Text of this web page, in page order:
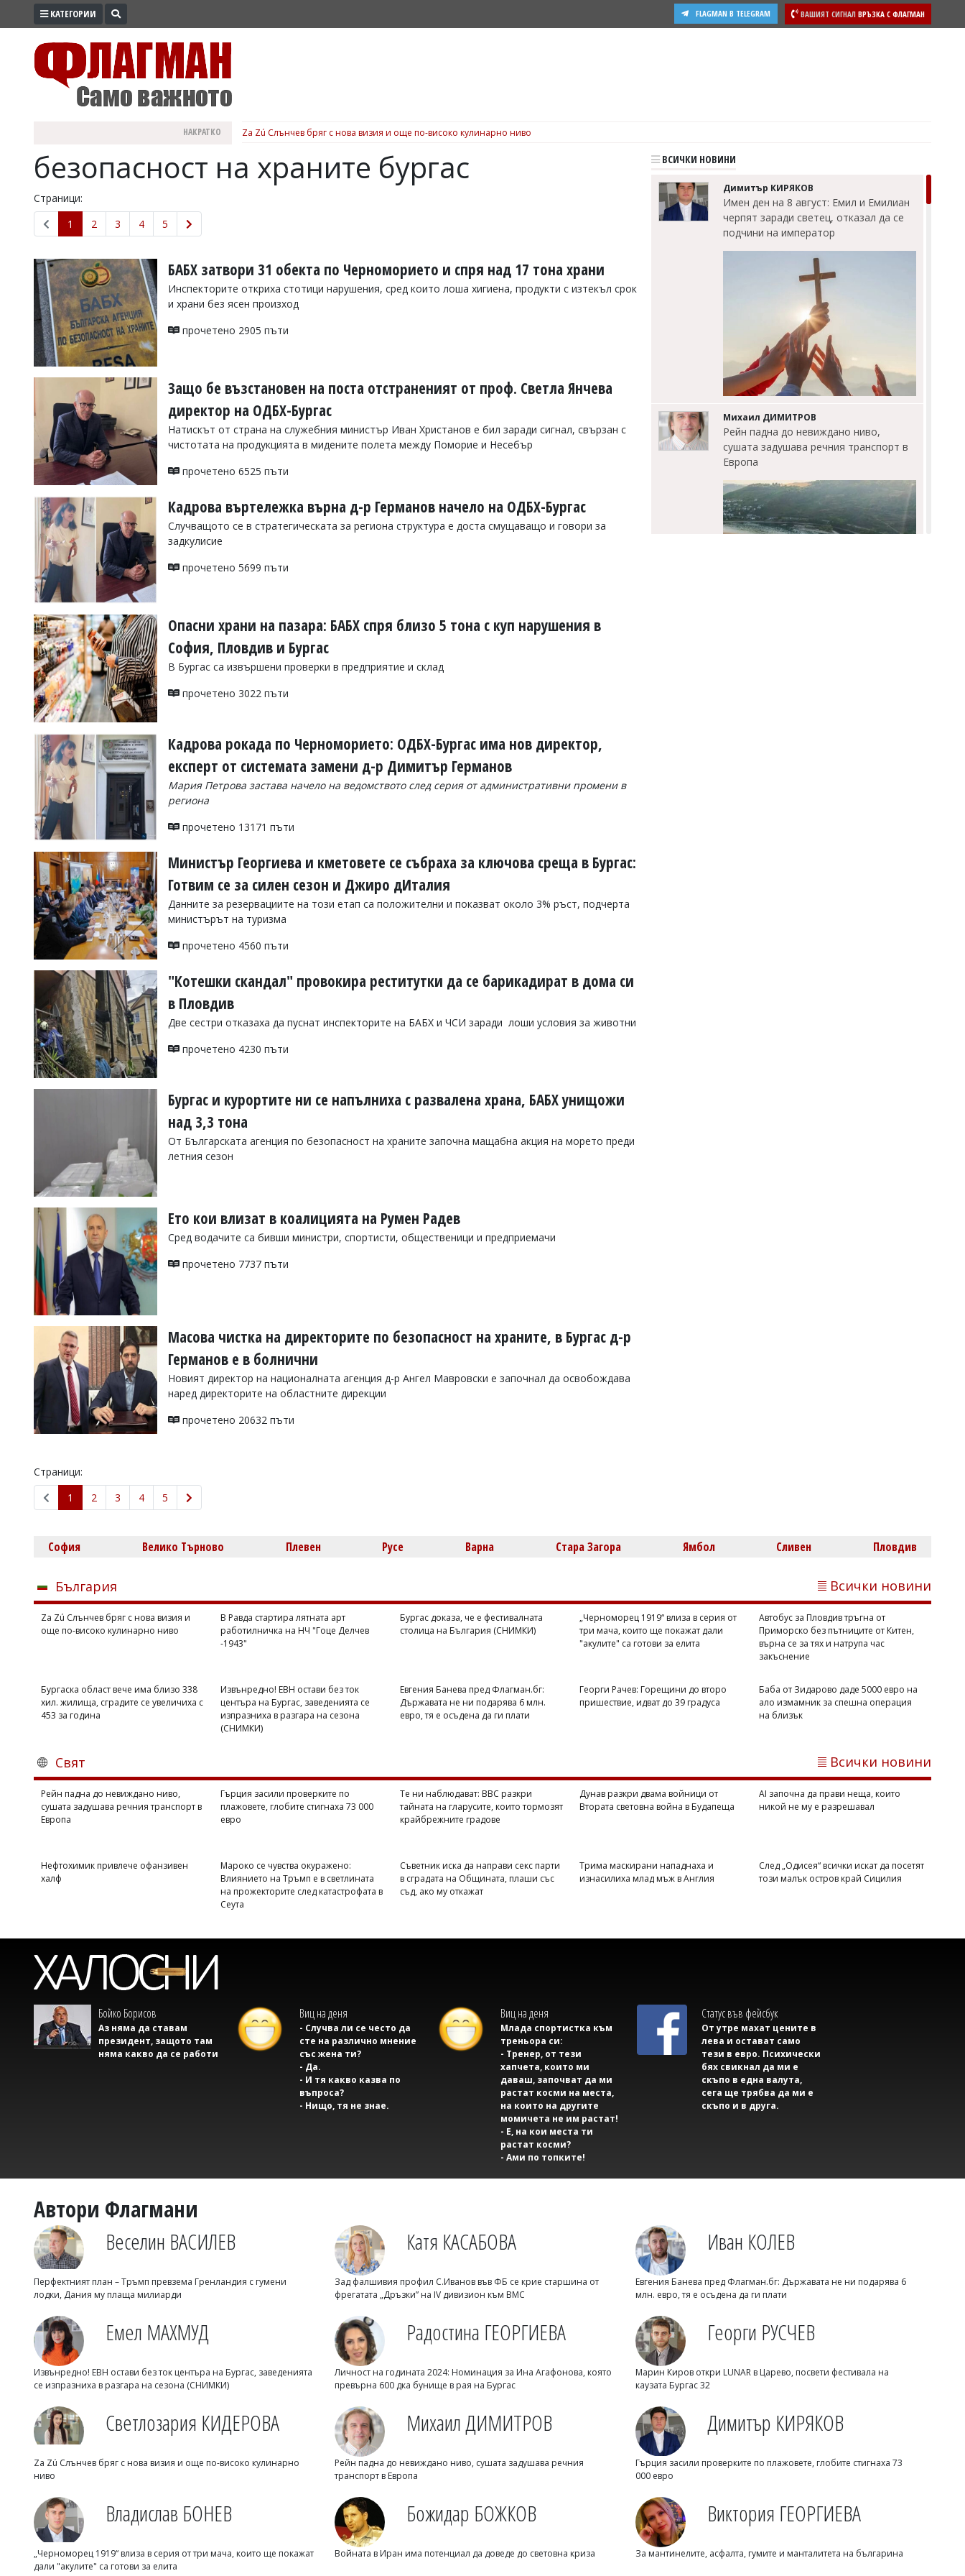
ПРОМО
КУЛТУРА
ЗДРАВЕ
ПОЛИТИКА
ОБЩИНИ
ОБЩЕСТВО
ЛАЙФСТАЙЛ
ВОЙНАТА
УКРАЙНА
РАЗСЛЕДВАНЕ
Управители:
Веселин
v.vasilev@flagman.bg
Касабова,
k.kassabova@flagman.bg
редактор:
office@flagman.bg
Коментарите
статиите
въвеждат
читателите
редакцията
отговорност
откриете
обиден
коментар,
сигнализирайте
КАТЕГОРИИ ВАШИЯТ СИГНАЛ ВРЪЗКА С ФЛАГМАН
FLAGMAN В TELEGRAM
НАКРАТКО Za Zú Слънчев бряг с нова визия и още по-високо кулинарно ниво
безопасност на храните бургас
Страници:
1
2 3 4 5
БАБХ затвори 31 обекта по Черноморието и спря над 17 тона храни
Инспекторите откриха стотици нарушения, сред които лоша хигиена, продукти с изтекъл срок
и храни без ясен произход
прочетено 2905 пъти
Защо бе възстановен на поста отстраненият от проф. Светла Янчева
директор на ОДБХ-Бургас
Натискът от страна на служебния министър Иван Христанов е бил заради сигнал, свързан с
чистотата на продукцията в мидените полета между Поморие и Несебър
прочетено 6525 пъти
Кадрова въртележка върна д-р Германов начело на ОДБХ-Бургас
Случващото се в стратегическата за региона структура е доста смущаващо и говори за
задкулисие
прочетено 5699 пъти
Опасни храни на пазара: БАБХ спря близо 5 тона с куп нарушения в
София, Пловдив и Бургас
В Бургас са извършени проверки в предприятие и склад
прочетено 3022 пъти
Кадрова рокада по Черноморието: ОДБХ-Бургас има нов директор,
експерт от системата замени д-р Димитър Германов
Мария Петрова застава начело на ведомството след серия от административни промени в
региона
прочетено 13171 пъти
Министър Георгиева и кметовете се събраха за ключова среща в Бургас:
Готвим се за силен сезон и Джиро дИталия
Данните за резервациите на този етап са положителни и показват около 3% ръст, подчерта
министърът на туризма
прочетено 4560 пъти
"Котешки скандал" провокира реститутки да се барикадират в дома си
в Пловдив
Две сестри отказаха да пуснат инспекторите на БАБХ и ЧСИ заради лоши условия за животни
прочетено 4230 пъти
Бургас и курортите ни се напълниха с развалена храна, БАБХ унищожи
над 3,3 тона
От Българската агенция по безопасност на храните започна мащабна акция на морето преди
летния сезон
Eто кои влизат в коалицията на Румен Радев
Сред водачите са бивши министри, спортисти, общественици и предприемачи
прочетено 7737 пъти
Масова чистка на директорите по безопасност на храните, в Бургас д-р
Германов е в болнични
Новият директор на националната агенция д-р Ангел Мавровски е започнал да освобождава
наред директорите на областните дирекции
прочетено 20632 пъти
Страници:
1
2 3 4 5
ВСИЧКИ НОВИНИ
Димитър КИРЯКОВ
Имен ден на 8 август: Емил и Емилиан
черпят заради светец, отказал да се
подчини на император
Михаил ДИМИТРОВ
Рейн падна до невиждано ниво,
сушата задушава речния транспорт в
Европа
хил. жилища, сградите се увеличиха с
453 за година
Михаил ДИМИТРОВ
Михаил ДИМИТРОВ
Трима маскирани нападнаха и
София Велико Търново Плевен Русе Варна Стара Загора Ямбол Сливен Пловдив
България Всички новини
Za Zú Слънчев бряг с нова визия и
още по-високо кулинарно ниво
В Равда стартира лятната арт
работилничка на НЧ "Гоце Делчев
-1943"
Бургас доказа, че е фестивалната
столица на България (СНИМКИ)
„Черноморец 1919“ влиза в серия от
три мача, които ще покажат дали
"акулите" са готови за елита
Автобус за Пловдив тръгна от
Приморско без пътниците от Китен,
върна се за тях и натрупа час
закъснение
Бургаска област вече има близо 338
хил. жилища, сградите се увеличиха с
453 за година
Извънредно! ЕВН остави без ток
центъра на Бургас, заведенията се
изпразниха в разгара на сезона
(СНИМКИ)
Евгения Банева пред Флагман.бг:
Държавата не ни подарява 6 млн.
евро, тя е осъдена да ги плати
Георги Рачев: Горещини до второ
пришествие, идват до 39 градуса
Баба от Зидарово даде 5000 евро на
ало измамник за спешна операция
на близък
Свят Всички новини
Рейн падна до невиждано ниво,
сушата задушава речния транспорт в
Европа
Гърция засили проверките по
плажовете, глобите стигнаха 73 000
евро
Те ни наблюдават: BBC разкри
тайната на гларусите, които тормозят
крайбрежните градове
Дунав разкри двама войници от
Втората световна война в Будапеща
AI започна да прави неща, които
никой не му е разрешавал
Нефтохимик привлече офанзивен
халф
Мароко се чувства окуражено:
Влиянието на Тръмп е в светлината
на прожекторите след катастрофата в
Сеута
Съветник иска да направи секс парти
в сградата на Общината, плаши със
съд, ако му откажат
Трима маскирани нападнаха и
изнасилиха млад мъж в Англия
След „Одисея“ всички искат да посетят
този малък остров край Сицилия
Бойко Борисов
Аз няма да ставам
президент, защото там
няма какво да се работи
Виц на деня
- Случва ли се често да
сте на различно мнение
със жена ти?
- Да.
- И тя какво казва по
въпроса?
- Нищо, тя не знае.
Виц на деня
Млада спортистка към
треньора си:
- Тренер, от тези
хапчета, които ми
даваш, започват да ми
растат косми на места,
на които на другите
момичета не им растат!
- Е, на кои места ти
растат косми?
- Ами по топките!
Статус във фейсбук
От утре махат цените в
лева и остават само
тези в евро. Психически
бях свикнал да ми е
скъпо в една валута,
сега ще трябва да ми е
скъпо и в друга.
Автори Флагмани
Веселин ВАСИЛЕВ
Перфектният план – Тръмп превзема Гренландия с гумени
лодки, Дания му плаща милиарди
Катя КАСАБОВА
Зад фалшивия профил С.Иванов във ФБ се крие старшина от
фрегатата „Дръзки” на IV дивизион към ВМС
Иван КОЛЕВ
Евгения Банева пред Флагман.бг: Държавата не ни подарява 6
млн. евро, тя е осъдена да ги плати
Емел МАХМУД
Извънредно! ЕВН остави без ток центъра на Бургас, заведенията
се изпразниха в разгара на сезона (СНИМКИ)
Радостина ГЕОРГИЕВА
Личност на годината 2024: Номинация за Ина Агафонова, която
превърна 600 дка бунище в рая на Бургас
Георги РУСЧЕВ
Марин Киров откри LUNAR в Царево, посвети фестивала на
каузата Бургас 32
Светлозария КИДЕРОВА
Za Zú Слънчев бряг с нова визия и още по-високо кулинарно
ниво
Михаил ДИМИТРОВ
Рейн падна до невиждано ниво, сушата задушава речния
транспорт в Европа
Димитър КИРЯКОВ
Гърция засили проверките по плажовете, глобите стигнаха 73
000 евро
Владислав БОНЕВ
„Черноморец 1919“ влиза в серия от три мача, които ще покажат
дали "акулите" са готови за елита
Божидар БОЖКОВ
Войната в Иран има потенциал да доведе до световна криза
Виктория ГЕОРГИЕВА
За мантинелите, асфалта, гумите и манталитета на българина